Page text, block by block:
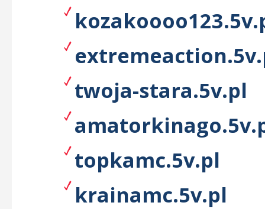
twoja-stara.5v.pl
topkamc.5v.pl
krainamc.5v.pl